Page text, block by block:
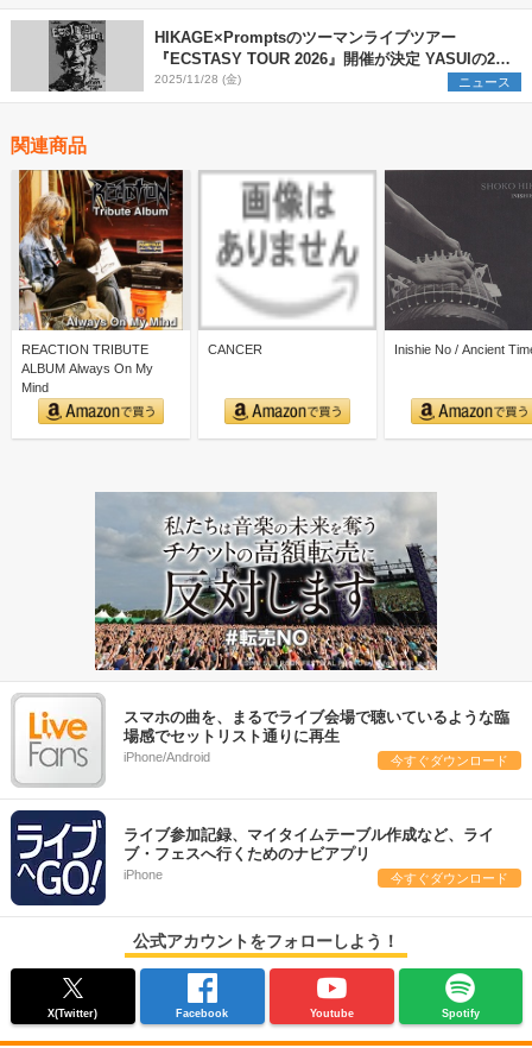
HIKAGE×Promptsのツーマンライブツアー
『ECSTASY TOUR 2026』開催が決定 YASUIの2バ
ンド同時正規加入を記念して東名阪をめぐる
2025/11/28 (金) ニュース
関連商品
REACTION TRIBUTE
ALBUM Always On My
Mind
CANCER Inishie No / Ancient
スマホの曲を、まるでライブ会場で聴いているような臨
場感でセットリスト通りに再生
iPhone/Android 今すぐダウンロード
ライブ参加記録、マイタイムテーブル作成など、ライ
ブ・フェスへ行くためのナビアプリ
iPhone 今すぐダウンロード
公式アカウントをフォローしよう！
X(Twitter) Facebook Youtube Spotify